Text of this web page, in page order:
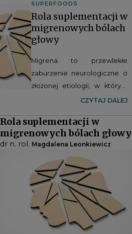
SUPERFOODS
Rola suplementacji w
migrenowych bólach
głowy
Migrena to przewlekłe
zaburzenie neurologiczne o
złożonej etiologii, w którym
odpowiednio dobrana dieta i
stanowić istotny element
strategii terapeutycznej.
Coraz więcej badań wskazuje
na potencjalną rolę
składników odżywczych i
roślinnych w łagodzeniu
częstości oraz nasilenia
napadów migrenowych.
CZYTAJ DALEJ
Rola suplementacji w
migrenowych bólach głowy
dr n. rol. Magdalena Leonkiewicz